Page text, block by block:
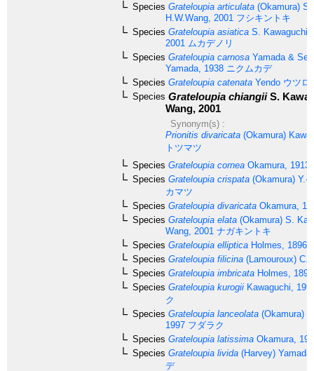
Species Grateloupia articulata (Okamura)
H.W.Wang, 2001 フシキントキ
Species Grateloupia asiatica S. Kawaguchi
2001 ムカデノリ
Species Grateloupia carnosa Yamada &
Yamada, 1938 ニクムカデ
Species Grateloupia catenata Yendo ウツロ
Species Grateloupia chiangiiS.
Wang, 2001
Synonym(s) :
Prionitis divaricata (Okamura)
トツマツ
Species Grateloupia cornea Okamura, 1913
Species Grateloupia crispata (Okamura) Y.-
カマツ
Species Grateloupia divaricata Okamura,
Species Grateloupia elata (Okamura) S.
Wang, 2001 ナガキントキ
Species Grateloupia elliptica Holmes, 1896
Species Grateloupia filicina (Lamouroux) C.
Species Grateloupia imbricata Holmes, 1896
Species Grateloupia kurogii Kawaguchi,
ク
Species Grateloupia lanceolata (Okamura)
1997 フダラク
Species Grateloupia latissima Okamura,
Species Grateloupia livida (Harvey)
デ